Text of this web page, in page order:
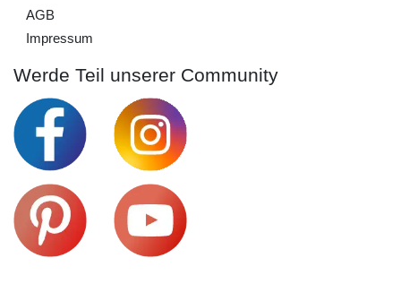
AGB
Impressum
Werde Teil unserer Community